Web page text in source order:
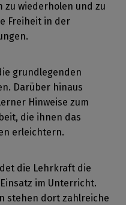
zu wiederholen und zu
Freiheit in der
grundlegenden
Darüber hinaus
Hinweise zum
die ihnen das
erleichtern.
die Lehrkraft die
im Unterricht.
stehen dort zahlreiche